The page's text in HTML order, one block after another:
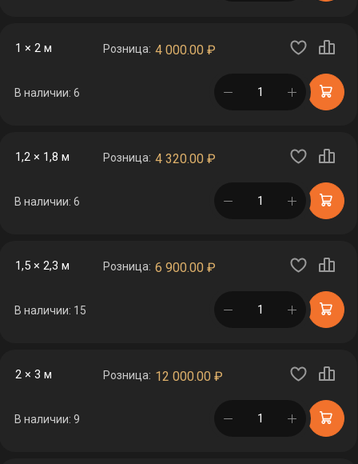
1 × 2 м Розница: 4 000.00 ₽
В наличии: 6 в корзине
1,2 × 1,8 м Розница: 4 320.00 ₽
В наличии: 6 в корзине
1,5 × 2,3 м Розница: 6 900.00 ₽
В наличии: 15 в корзине
2 × 3 м Розница: 12 000.00 ₽
В наличии: 9 в корзине